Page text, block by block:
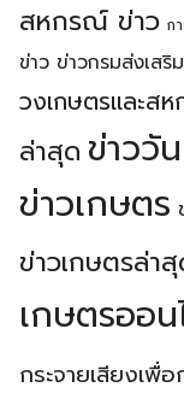
สหกรณ์ ข่าว ก
ข่าว ข่าวกรมส่งเสริ
วงเกษตรเเละส
ล่าสุด ข่าววั
ข่าวเกษตร
ข่าวเกษตรล่า
เกษตรออ
กระจายเสียงเพื่อ